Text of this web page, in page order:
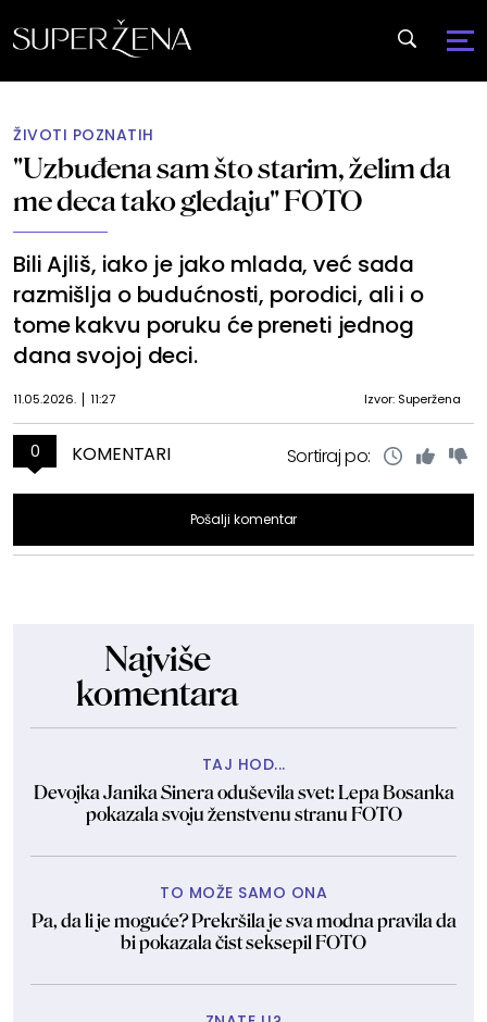
ŽIVOTI POZNATIH
"Uzbuđena sam što starim, želim da
me deca tako gledaju" FOTO
Bili Ajliš, iako je jako mlada, već sada
razmišlja o budućnosti, porodici, ali i o
tome kakvu poruku će preneti jednog
dana svojoj deci.
11.05.2026. 11:27 Izvor: Superžena
0 KOMENTARI Sortiraj po:
Pošalji komentar
Najviše
komentara
TAJ HOD...
Devojka Janika Sinera oduševila svet: Lepa Bosanka
pokazala svoju ženstvenu stranu FOTO
TO MOŽE SAMO ONA
Pa, da li je moguće? Prekršila je sva modna pravila da
bi pokazala čist seksepil FOTO